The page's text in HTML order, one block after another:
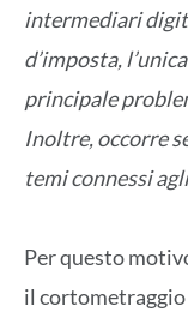
intermediari
d’imposta,
principale
Inoltre, occorre
temi connessi
Per questo
il cortometraggio